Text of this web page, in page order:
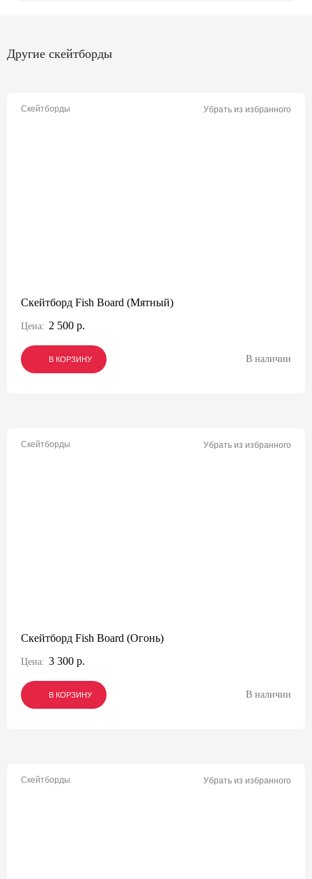
Другие скейтборды
Скейтборды Убрать из избранного
Скейтборд Fish Board (Мятный)
Цена: 2 500 р.
В КОРЗИНУ
В КОРЗИНУ
В КОРЗИНУ В наличии
Скейтборды Убрать из избранного
Скейтборд Fish Board (Огонь)
Цена: 3 300 р.
В КОРЗИНУ
В КОРЗИНУ
В КОРЗИНУ В наличии
Скейтборды Убрать из избранного